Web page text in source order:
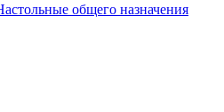
общего назначения